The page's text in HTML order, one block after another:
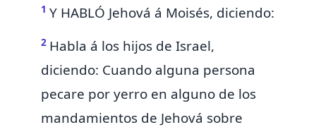
1 Y HABLÓ Jehová á Moisés, diciendo:
2 Habla á los hijos de Israel,
diciendo: Cuando alguna persona
pecare por yerro en alguno de los
mandamientos de Jehová sobre